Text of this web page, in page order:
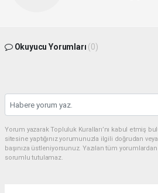
Okuyucu Yorumları (0)
Yorum yazarak Topluluk Kuralları’nı kabul etmiş
sitesine yaptığınız yorumunuzla ilgili doğrudan
başınıza üstleniyorsunuz. Yazılan tüm
sorumlu tutulamaz.